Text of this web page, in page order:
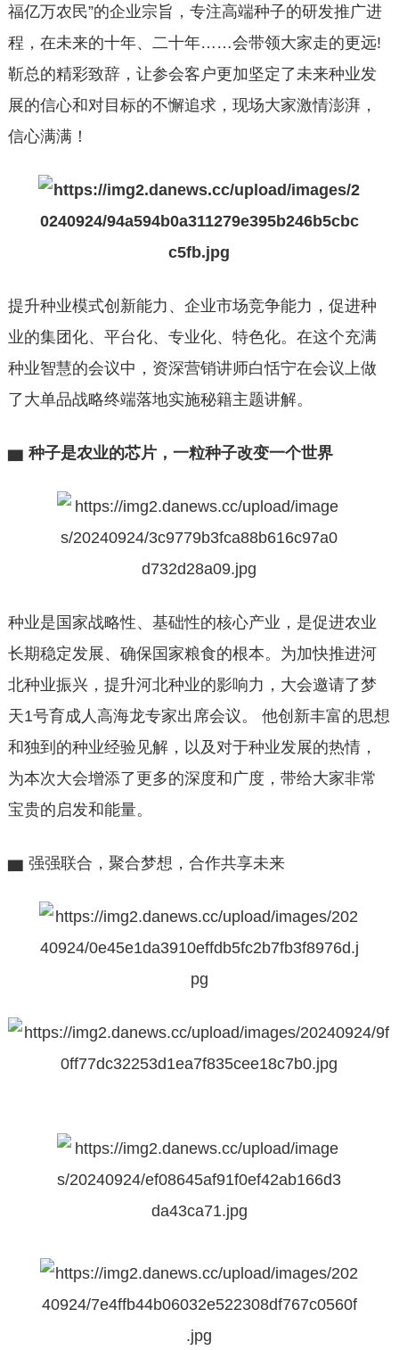
福亿万农民”的企业宗旨，专注高端种子的研发推广进
程，在未来的十年、二十年……会带领大家走的更远!
靳总的精彩致辞，让参会客户更加坚定了未来种业发
展的信心和对目标的不懈追求，现场大家激情澎湃，
信心满满！
提升种业模式创新能力、企业市场竞争能力，促进种
业的集团化、平台化、专业化、特色化。在这个充满
种业智慧的会议中，资深营销讲师白恬宁在会议上做
了大单品战略终端落地实施秘籍主题讲解。
▆ 种子是农业的芯片，一粒种子改变一个世界
种业是国家战略性、基础性的核心产业，是促进农业
长期稳定发展、确保国家粮食的根本。为加快推进河
北种业振兴，提升河北种业的影响力，大会邀请了梦
天1号育成人高海龙专家出席会议。 他创新丰富的思想
和独到的种业经验见解，以及对于种业发展的热情，
为本次大会增添了更多的深度和广度，带给大家非常
宝贵的启发和能量。
▆ 强强联合，聚合梦想，合作共享未来